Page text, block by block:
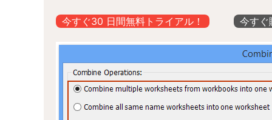
今すぐ30 日間無料トライアル！ 今すぐ